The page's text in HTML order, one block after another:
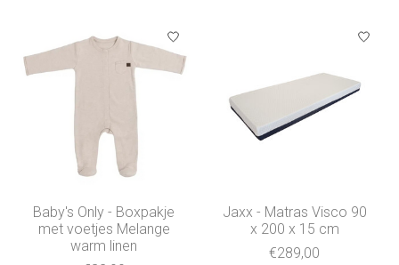
Baby's Only - Boxpakje
met voetjes Melange
warm linen
Jaxx - Matras Visco 90
x 200 x 15 cm
€289,00